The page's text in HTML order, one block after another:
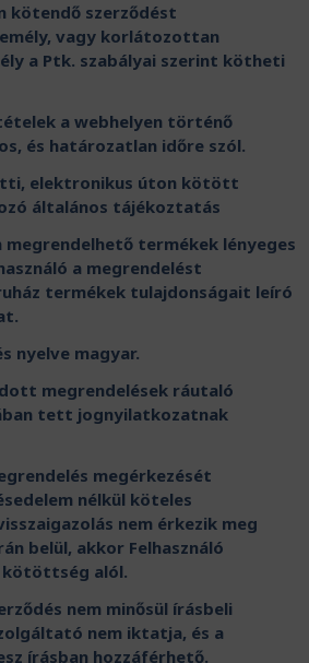
kötendő szerződést
vagy korlátozottan
a Ptk. szabályai szerint kötheti
a webhelyen történő
és határozatlan időre szól.
elektronikus úton kötött
általános tájékoztatás
megrendelhető termékek lényeges
a megrendelést
termékek tulajdonságait leíró
nyelve magyar.
megrendelések ráutaló
tett jognyilatkozatnak
megérkezését
nélkül köteles
nem érkezik meg
belül, akkor Felhasználó
kötöttség alól.
nem minősül írásbeli
nem iktatja, és a
írásban hozzáférhető.